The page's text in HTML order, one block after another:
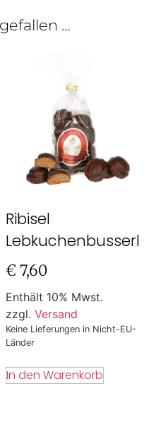
…
Ribisel
Lebkuchenbusserl
€ 7,60
Enthält 10% Mwst.
zzgl. Versand
Keine Lieferungen in Nicht-EU-
Länder
In den Warenkorb